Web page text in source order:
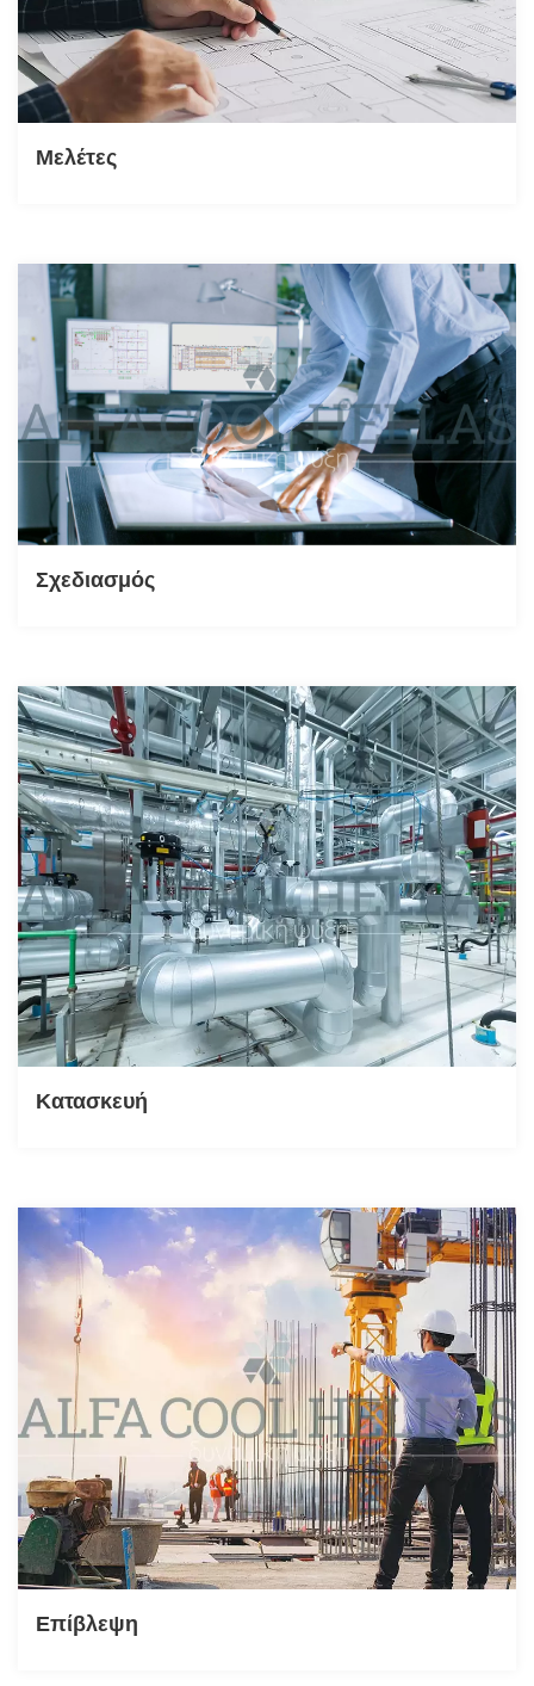
Μελέτες
Σχεδιασμός
Κατασκευή
Επίβλεψη